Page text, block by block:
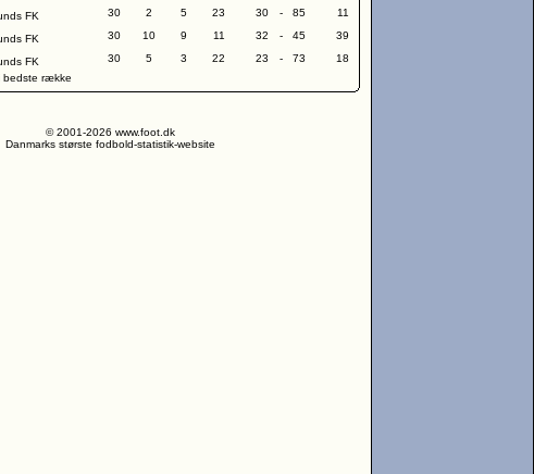
FK 30 2 5 23 30 - 85
11
FK 30 10 9 11 32 - 45
39
FK 30 5 3 22 23 - 73
18
række
© 2001-2026 www.foot.dk
Danmarks største fodbold-statistik-website